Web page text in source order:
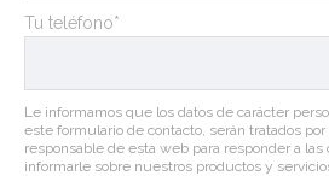
Tu teléfono*
Le informamos que los datos de carácter
este formulario de contacto, serán tratados por
responsable de esta web para responder a
informarle sobre nuestros productos y